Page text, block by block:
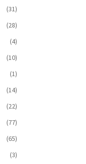
(31)
(28)
(4)
(10)
(1)
(14)
(22)
(77)
(65)
(3)